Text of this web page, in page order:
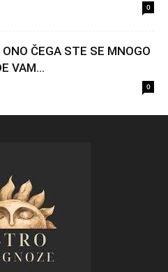
0
ČEGA STE SE MNOGO
VAM...
0